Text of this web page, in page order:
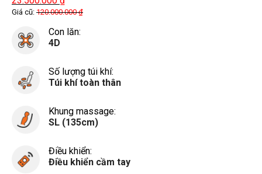
Giá cũ: 120.000.000₫
Con lăn:
4D
Số lượng túi khí:
Túi khí toàn thân
Khung massage:
SL (135cm)
Điều khiển:
Điều khiển cầm tay